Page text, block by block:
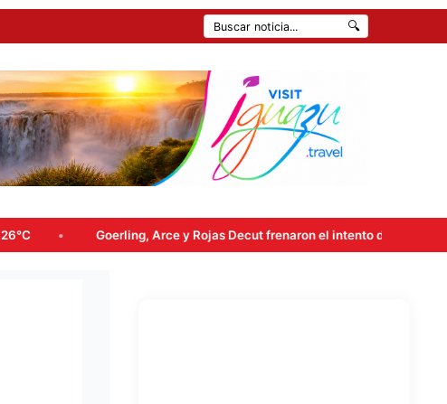
🔍
Goerling, Arce y Rojas Decut frenaron el intento de enviar a comisión la ley